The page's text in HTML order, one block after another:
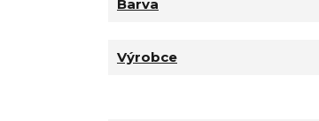
Barva
Výrobce